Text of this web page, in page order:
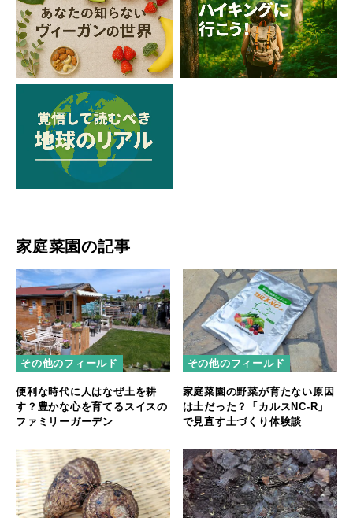
家庭菜園の記事
その他のフィールド
便利な時代に人はなぜ土を耕
す？豊かな心を育てるスイスの
ファミリーガーデン
その他のフィールド
家庭菜園の野菜が育たない原因
は土だった？「カルスNC-R」
で見直す土づくり体験談